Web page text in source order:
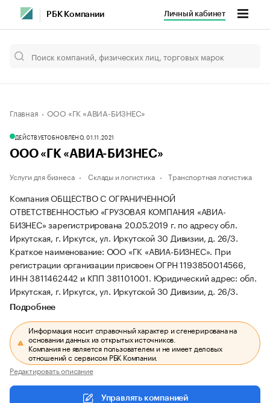
РБК Компании Личный кабинет
Главная ООО «ГК «АВИА-БИЗНЕС»
ДЕЙСТВУЕТОБНОВЛЕНО, 01.11.2021
ООО «ГК «АВИА-БИЗНЕС»
Услуги для бизнеса Склады и логистика Транспортная логистика
Компания ОБЩЕСТВО С ОГРАНИЧЕННОЙ
ОТВЕТСТВЕННОСТЬЮ «ГРУЗОВАЯ КОМПАНИЯ «АВИА-
БИЗНЕС» зарегистрирована 20.05.2019 г. по адресу обл.
Иркутская, г. Иркутск, ул. Иркутской 30 Дивизии, д. 26/3.
Краткое наименование: ООО «ГК «АВИА-БИЗНЕС». При
регистрации организации присвоен ОГРН 1193850014566,
ИНН 3811462442 и КПП 381101001. Юридический адрес: обл.
Иркутская, г. Иркутск, ул. Иркутской 30 Дивизии, д. 26/3.
Подробнее
Информация носит справочный характер и сгенерирована на
основании данных из открытых источников.
Компания не является пользователем и не имеет деловых
отношений с сервисом РБК Компании.
Редактировать описание
Управлять компанией